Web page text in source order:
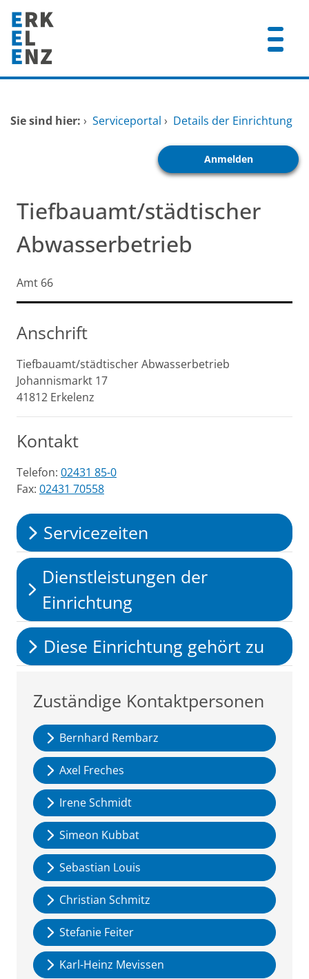
Zum Hauptinhalt springen
Dienstleistungen A-Z
Sie sind hier: › Serviceportal › Details der Einrichtung
Anmelden
Tiefbauamt/städtischer
Abwasserbetrieb
Kurzbezeichnung
Amt 66
Anschrift
Tiefbauamt/städtischer Abwasserbetrieb
Johannismarkt 17
41812 Erkelenz
Kontakt
Telefon: 02431 85-0
Fax: 02431 70558
Servicezeiten
Dienstleistungen der
Einrichtung
Diese Einrichtung gehört zu
Zuständige Kontaktpersonen
Bernhard Rembarz
Axel Freches
Irene Schmidt
Simeon Kubbat
Sebastian Louis
Christian Schmitz
Stefanie Feiter
Karl-Heinz Mevissen